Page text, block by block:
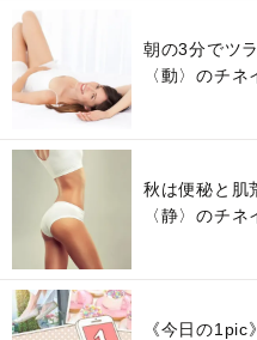
朝の3分でツ
〈動〉のチネ
秋は便秘と肌
〈静〉のチネ
《今日の